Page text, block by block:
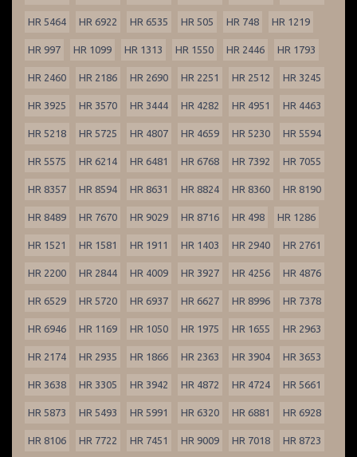
HR 5464 HR 6922 HR 6535 HR 505 HR 748 HR 1219
HR 997 HR 1099 HR 1313 HR 1550 HR 2446 HR 1793
HR 2460 HR 2186 HR 2690 HR 2251 HR 2512 HR 3245
HR 3925 HR 3570 HR 3444 HR 4282 HR 4951 HR 4463
HR 5218 HR 5725 HR 4807 HR 4659 HR 5230 HR 5594
HR 5575 HR 6214 HR 6481 HR 6768 HR 7392 HR 7055
HR 8357 HR 8594 HR 8631 HR 8824 HR 8360 HR 8190
HR 8489 HR 7670 HR 9029 HR 8716 HR 498 HR 1286
HR 1521 HR 1581 HR 1911 HR 1403 HR 2940 HR 2761
HR 2200 HR 2844 HR 4009 HR 3927 HR 4256 HR 4876
HR 6529 HR 5720 HR 6937 HR 6627 HR 8996 HR 7378
HR 6946 HR 1169 HR 1050 HR 1975 HR 1655 HR 2963
HR 2174 HR 2935 HR 1866 HR 2363 HR 3904 HR 3653
HR 3638 HR 3305 HR 3942 HR 4872 HR 4724 HR 5661
HR 5873 HR 5493 HR 5991 HR 6320 HR 6881 HR 6928
HR 8106 HR 7722 HR 7451 HR 9009 HR 7018 HR 8723